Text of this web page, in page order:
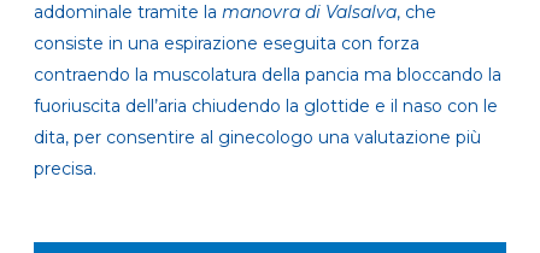
addominale tramite la manovra di Valsalva, che
consiste in una espirazione eseguita con forza
contraendo la muscolatura della pancia ma bloccando la
fuoriuscita dell’aria chiudendo la glottide e il naso con le
dita, per consentire al ginecologo una valutazione più
precisa.